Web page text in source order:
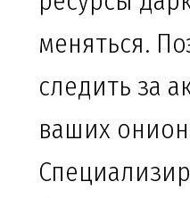
меняться.
следить за
ваших